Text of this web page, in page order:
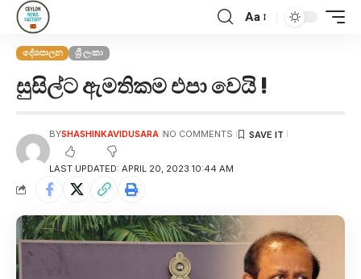
Aa
දේශපාලන ශ්‍රී ලංකා
සුසිල්ට ඇමතිකම එපා වෙයි !
LAST UPDATED: APRIL 20, 2023 10:44 AM
BYSHASHINKAVIDUSARA NO COMMENTS